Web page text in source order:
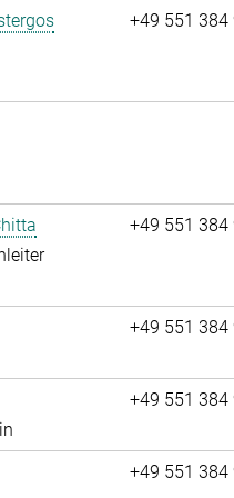
+49 551 384
+49 551 384
+49 551 384
+49 551 384
+49 551 384